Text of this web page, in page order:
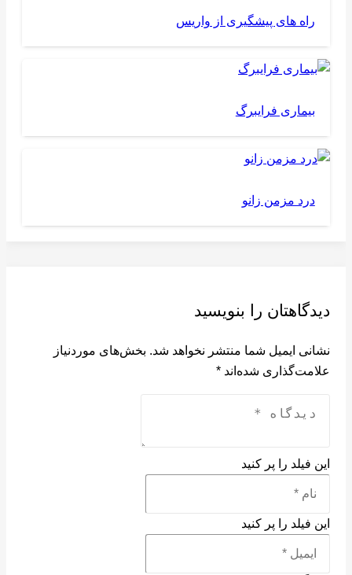
راه های پیشگیری از واریس
بیماری فرایبرگ
درد مزمن زانو
دیدگاهتان را بنویسید
نشانی ایمیل شما منتشر نخواهد شد. بخش‌های موردنیاز
علامت‌گذاری شده‌اند *
این فیلد را پر کنید
این فیلد را پر کنید